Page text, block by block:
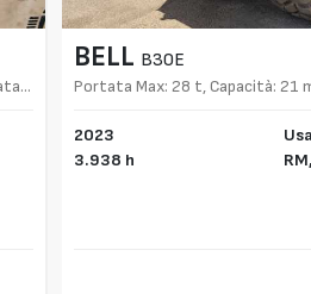
BELL B30E
Portata Max: 28 t, Capacità: 21
2023
3.938 h
RM,